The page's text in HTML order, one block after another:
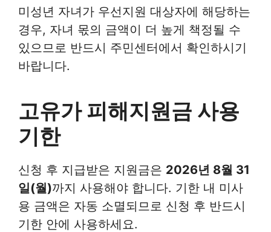
미성년 자녀가 우선지원 대상자에 해당하는
경우, 자녀 몫의 금액이 더 높게 책정될 수
있으므로 반드시 주민센터에서 확인하시기
바랍니다.
고유가 피해지원금 사용
기한
신청 후 지급받은 지원금은 2026년 8월 31
일(월)까지 사용해야 합니다. 기한 내 미사
용 금액은 자동 소멸되므로 신청 후 반드시
기한 안에 사용하세요.